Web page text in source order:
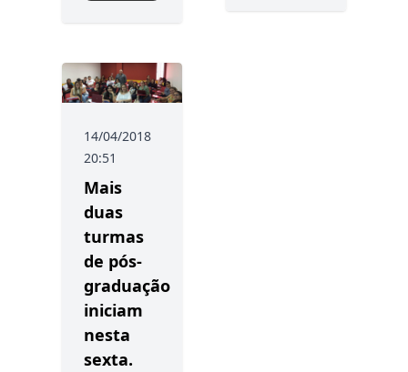
14/04/2018
20:51
Mais
duas
turmas
de pós-
graduação
iniciam
nesta
sexta.